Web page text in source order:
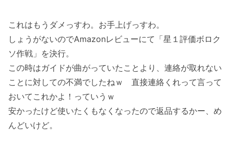
これはもうダメっすわ。お手上げっすわ。
しょうがないのでAmazonレビューにて「星１評価ボロク
ソ作戦」を決行。
この時はガイドが曲がっていたことより、連絡が取れない
ことに対しての不満でしたねｗ 直接連絡くれって言って
おいてこれかよ！っていうｗ
安かったけど使いたくもなくなったので返品するかー、め
んどいけど。